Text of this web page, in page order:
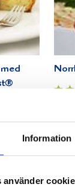
Information
använder
hjort